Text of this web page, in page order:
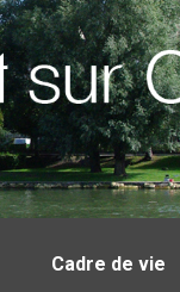
Cadre de vie